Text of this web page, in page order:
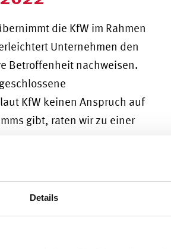
Details
die KfW im Rahmen
Unternehmen den
Betroffenheit nachweisen.
KfW keinen Anspruch auf
gibt, raten wir zu einer
fördert